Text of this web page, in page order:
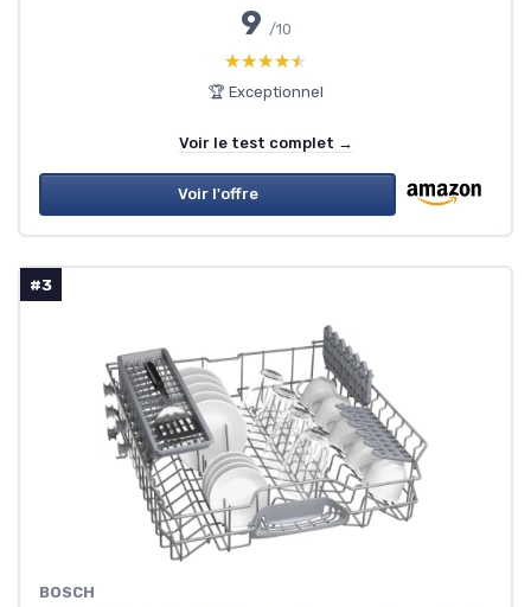
9 /10
★★★★★
★★★★★
🏆 Exceptionnel
Voir le test complet →
Voir l'offre
#3
BOSCH